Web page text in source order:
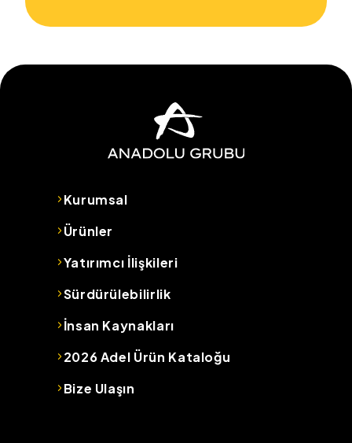
Kurumsal
Ürünler
Yatırımcı İlişkileri
Sürdürülebilirlik
İnsan Kaynakları
2026 Adel Ürün Kataloğu
Bize Ulaşın